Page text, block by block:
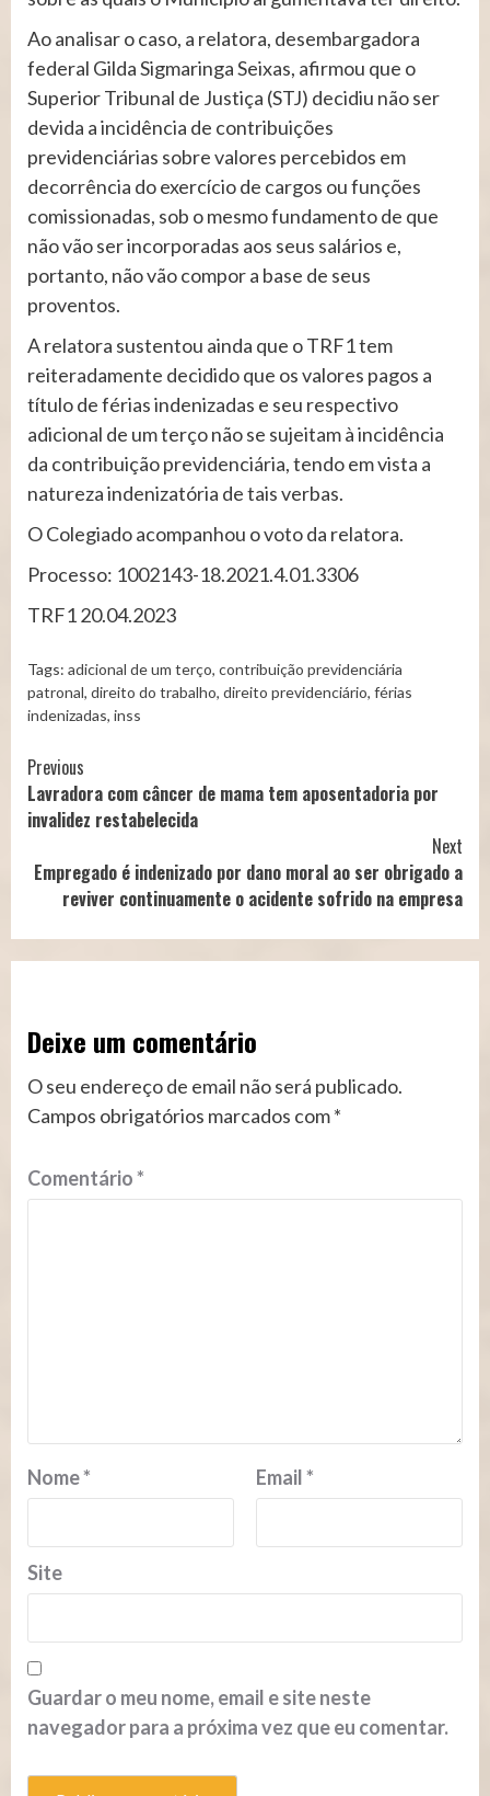
Ao analisar o caso, a relatora, desembargadora
federal Gilda Sigmaringa Seixas, afirmou que o
Superior Tribunal de Justiça (STJ) decidiu não ser
devida a incidência de contribuições
previdenciárias sobre valores percebidos em
decorrência do exercício de cargos ou funções
comissionadas, sob o mesmo fundamento de que
não vão ser incorporadas aos seus salários e,
portanto, não vão compor a base de seus
proventos.
A relatora sustentou ainda que o TRF1 tem
reiteradamente decidido que os valores pagos a
título de férias indenizadas e seu respectivo
adicional de um terço não se sujeitam à incidência
da contribuição previdenciária, tendo em vista a
natureza indenizatória de tais verbas.
O Colegiado acompanhou o voto da relatora.
Processo: 1002143-18.2021.4.01.3306
TRF1 20.04.2023
Tags: adicional de um terço, contribuição previdenciária
patronal, direito do trabalho, direito previdenciário, férias
indenizadas, inss
Continue
Reading
Previous
Lavradora com câncer de mama tem aposentadoria por
invalidez restabelecida
Next
Empregado é indenizado por dano moral ao ser obrigado a
reviver continuamente o acidente sofrido na empresa
Deixe um comentário
O seu endereço de email não será publicado.
Campos obrigatórios marcados com*
Comentário*
Nome* Email*
Site
Guardar o meu nome, email e site neste
navegador para a próxima vez que eu comentar.